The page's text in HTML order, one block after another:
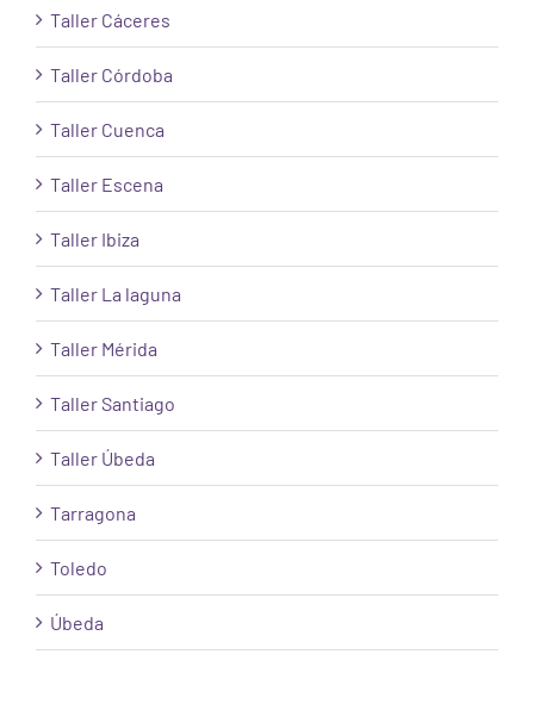
Taller Cáceres
Taller Córdoba
Taller Cuenca
Taller Escena
Taller Ibiza
Taller La laguna
Taller Mérida
Taller Santiago
Taller Úbeda
Tarragona
Toledo
Úbeda